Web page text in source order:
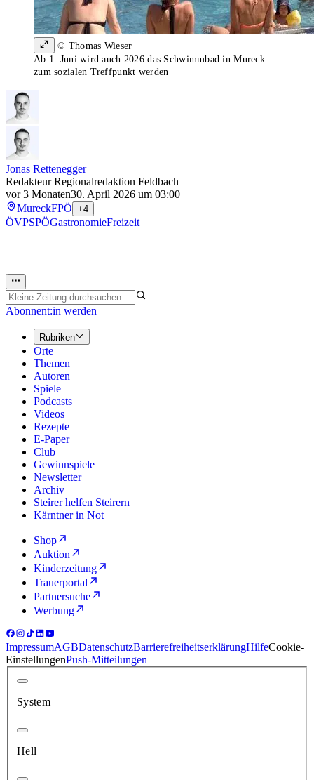
© Thomas Wieser
Ab 1. Juni wird auch 2026 das Schwimmbad in Mureck
zum sozialen Treffpunkt werden
Jonas Rettenegger
Redakteur Regionalredaktion Feldbach
vor 3 Monaten30. April 2026 um 03:00
MureckFPÖ +4
ÖVPSPÖGastronomieFreizeit
Abonnent:in werden
Rubriken
Orte
Themen
Autoren
Spiele
Podcasts
Videos
Rezepte
E-Paper
Club
Gewinnspiele
Newsletter
Archiv
Steirer helfen Steirern
Kärntner in Not
Shop
Auktion
Kinderzeitung
Trauerportal
Partnersuche
Werbung
ImpressumAGBDatenschutzBarrierefreiheitserklärungHilfeCookie-
EinstellungenPush-Mitteilungen
System
Hell